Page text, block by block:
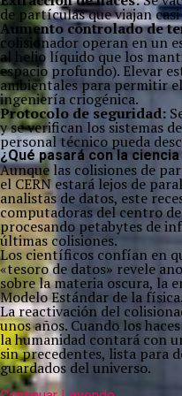
de partículas que viajan
Aumento controlado de
colisionador operan en un
al helio líquido que los
espacio profundo). Elevar
ambientales para permitir
ingeniería criogénica.
Protocolo de seguridad:
y se verifican los sistemas
personal técnico pueda
¿Qué pasará con la
Aunque las colisiones de
el CERN estará lejos de
analistas de datos, este
computadoras del centro
procesando petabytes de
últimas colisiones.
Los científicos confían en
«tesoro de datos» revele
sobre la materia oscura, la
Modelo Estándar de la física.
La reactivación del
unos años. Cuando los
la humanidad contará con
sin precedentes, lista para
guardados del universo.